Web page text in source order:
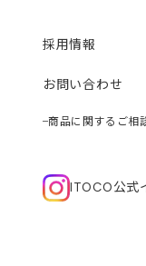
採用情報
お問い合わせ
商品に関するご相
ITOCO公式